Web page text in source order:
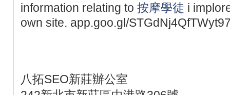
information relating to 按摩學徒 i
own site. app.goo.gl/
八拓SEO新莊辦公室